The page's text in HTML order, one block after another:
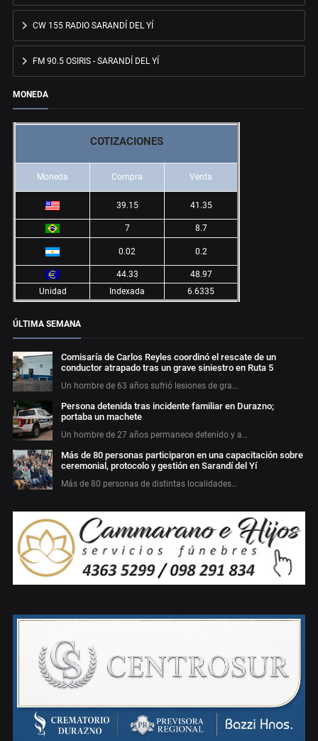
CW 155 RADIO SARANDÍ DEL YÍ
FM 90.5 OSIRIS - SARANDÍ DEL YÍ
MONEDA
COTIZACIONES
Moneda Compra Venta
39.15 41.35
7 8.7
0.02 0.2
44.33
48.97
Unidad
Indexada 6.6335
ÚLTIMA SEMANA
Comisaría de Carlos Reyles coordinó el rescate de un
conductor atrapado tras un grave siniestro en Ruta 5
Un hombre de 63 años sufrió lesiones de gra…
Persona detenida tras incidente familiar en Durazno;
portaba un machete
Un hombre de 27 años permanece detenido y a…
Más de 80 personas participaron en una capacitación sobre
ceremonial, protocolo y gestión en Sarandí del Yí
Más de 80 personas de distintas localidades…